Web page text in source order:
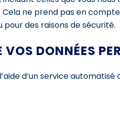
ne prend pas en
pour des raisons de sécurité.
DONNÉES
d’un service